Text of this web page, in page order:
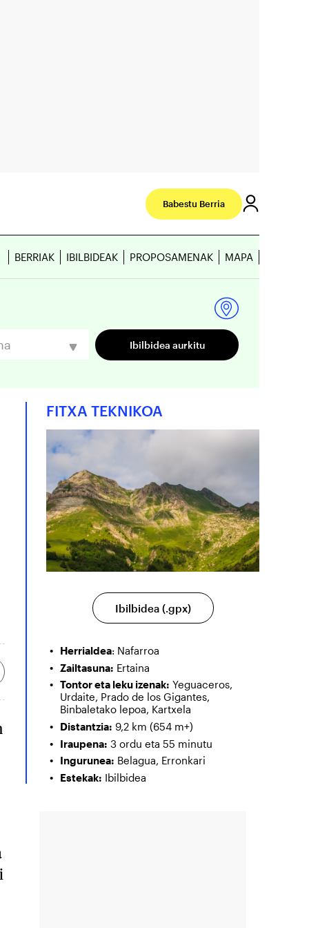
Babestu Berria
BERRIAK IBILBIDEAK PROPOSAMENAK MAPA
FITXA TEKNIKOA
Ibilbidea (.gpx)
Herrialdea: Nafarroa
Zailtasuna: Ertaina
Tontor eta leku izenak: Yeguaceros,
Urdaite, Prado de los Gigantes,
Binbaletako lepoa, Kartxela
Distantzia: 9,2 km (654 m+)
Iraupena: 3 ordu eta 55 minutu
Ingurunea: Belagua, Erronkari
Estekak: Ibilbidea